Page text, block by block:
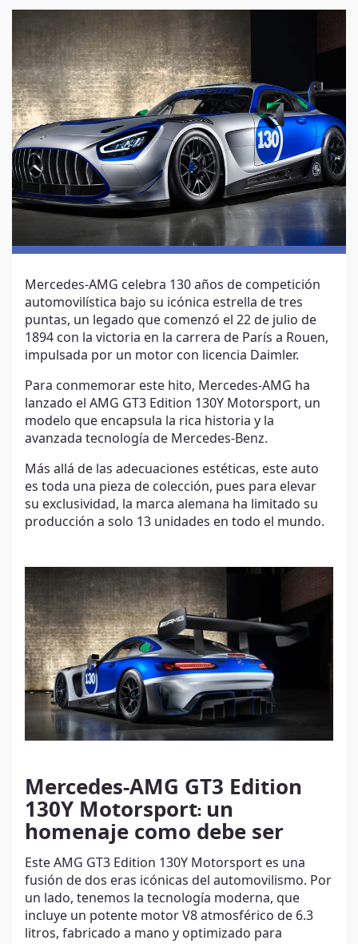
Mercedes-AMG celebra 130 años de competición
automovilística bajo su icónica estrella de tres
puntas, un legado que comenzó el 22 de julio de
1894 con la victoria en la carrera de París a Rouen,
impulsada por un motor con licencia Daimler.
Para conmemorar este hito, Mercedes-AMG ha
lanzado el AMG GT3 Edition 130Y Motorsport, un
modelo que encapsula la rica historia y la
avanzada tecnología de Mercedes-Benz.
Más allá de las adecuaciones estéticas, este auto
es toda una pieza de colección, pues para elevar
su exclusividad, la marca alemana ha limitado su
producción a solo 13 unidades en todo el mundo.
Mercedes-AMG GT3 Edition
130Y Motorsport: un
homenaje como debe ser
Este AMG GT3 Edition 130Y Motorsport es una
fusión de dos eras icónicas del automovilismo. Por
un lado, tenemos la tecnología moderna, que
incluye un potente motor V8 atmosférico de 6.3
litros, fabricado a mano y optimizado para